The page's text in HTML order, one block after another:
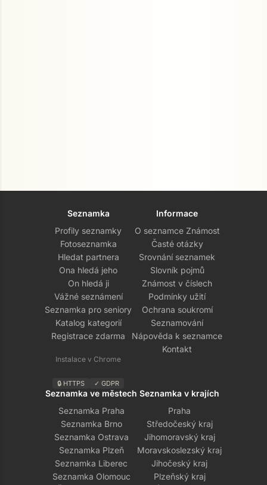
Seznamka
Profily seznamky
Fotoseznamka
Hledat partnera
Ona hledá jeho
On hledá ji
Vážné seznámení
Seznamka pro seniory
Katalog kategorií
Registrace zdarma
Instalace v Chrome
🔒 HTTPS ✓ GDPR
Informace
O seznamce Známost
Časté otázky
Srovnání seznamek
Slovník pojmů
Známost v číslech
Podmínky užití
Ochrana soukromí
Seznamování
Nápověda k seznamce
Kontakt
Seznamka ve městech
Seznamka Praha
Seznamka Brno
Seznamka Ostrava
Seznamka Plzeň
Seznamka Liberec
Seznamka Olomouc
Seznamka v krajích
Praha
Středočeský kraj
Jihomoravský kraj
Moravskoslezský kraj
Jihočeský kraj
Plzeňský kraj